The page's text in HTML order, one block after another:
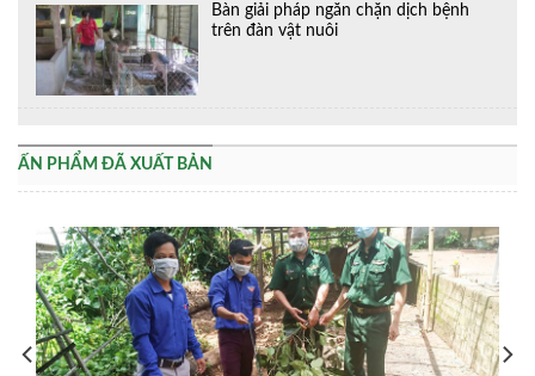
Bàn giải pháp ngăn chặn dịch bệnh
trên đàn vật nuôi
ẤN PHẨM ĐÃ XUẤT BẢN